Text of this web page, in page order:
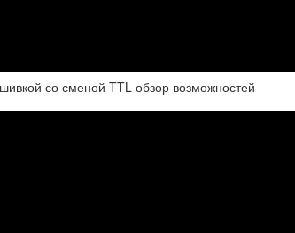
со сменой TTL обзор возможностей